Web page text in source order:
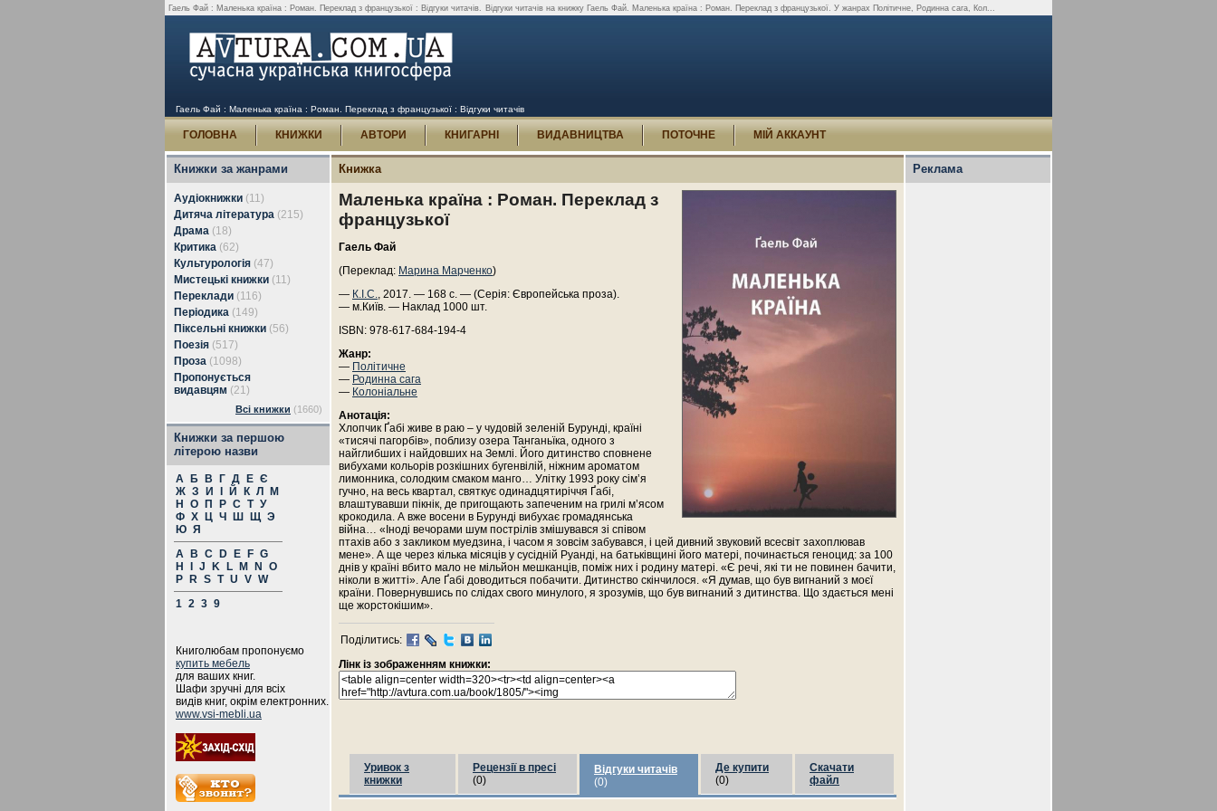
Гаель Фай : Маленька країна : Роман. Переклад з французької : Відгуки читачів. Відгуки читачів на книжку Гаель Фай. Маленька країна : Роман. Переклад з французької. У жанрах Політичне, Родинна сага, Кол...
Гаель Фай : Маленька країна : Роман. Переклад з французької : Відгуки читачів
ГОЛОВНА КНИЖКИ АВТОРИ КНИГАРНІ ВИДАВНИЦТВА ПОТОЧНЕ МІЙ АККАУНТ
Книжки за жанрами
Аудіокнижки (11)
Дитяча література (215)
Драма (18)
Критика (62)
Культурологія (47)
Мистецькі книжки (11)
Переклади (116)
Періодика (149)
Піксельні книжки (56)
Поезія (517)
Проза (1098)
Пропонується
видавцям (21)
Всі книжки (1660)
Книжки за першою
літерою назви
А Б В Г Д Е Є
Ж З И Й К Л
М
Н
О П Р С Т У
Ф Х Ц Ч Ш Щ Э
Ю Я
A
B C D E F G
H
J K L M N
O
P
R S T U V W
1 2 3 9
Книголюбам пропонуємо
купить мебель
для ваших книг.
Шафи зручні для всіх
видів книг, окрім електронних.
www.vsi-mebli.ua
Книжка
Маленька країна : Роман. Переклад з
французької
Гаель Фай
(Переклад: Марина Марченко)
— К.І.С., 2017. — 168 с. — (Серія: Європейська проза).
— м.Київ. — Наклад 1000 шт.
ISBN: 978-617-684-194-4
Жанр:
— Політичне
— Родинна сага
— Колоніальне
Анотація:
Хлопчик Ґабі живе в раю – у чудовій зеленій Бурунді, країні
«тисячі пагорбів», поблизу озера Танганьїка, одного з
найглибших і найдовших на Землі. Його дитинство сповнене
вибухами кольорів розкішних бугенвілій, ніжним ароматом
лимонника, солодким смаком манго… Улітку 1993 року сім’я
гучно, на весь квартал, святкує одинадцятиріччя Ґабі,
влаштувавши пікнік, де пригощають запеченим на грилі м’ясом
крокодила. А вже восени в Бурунді вибухає громадянська
війна… «Іноді вечорами шум пострілів змішувався зі співом
птахів або з закликом муедзина, і часом я зовсім забувався, і цей дивний звуковий всесвіт захоплював
мене». А ще через кілька місяців у сусідній Руанді, на батьківщині його матері, починається геноцид: за 100
днів у країні вбито мало не мільйон мешканців, поміж них і родину матері. «Є речі, які ти не повинен бачити,
ніколи в житті». Але Ґабі доводиться побачити. Дитинство скінчилося. «Я думав, що був вигнаний з моєї
країни. Повернувшись по слідах свого минулого, я зрозумів, що був вигнаний з дитинства. Що здається мені
ще жорстокішим».
Поділитись:
Лінк із зображенням книжки:
Уривок з
книжки
Рецензії в пресі
(0)
Відгуки читачів
(0)
Де купити
(0)
Скачати
файл
Реклама